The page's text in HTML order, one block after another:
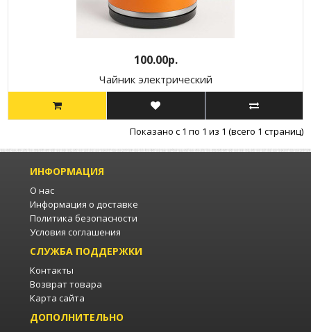
100.00р.
Чайник электрический
Показано с 1 по 1 из 1 (всего 1 страниц)
ИНФОРМАЦИЯ
О нас
Информация о доставке
Политика безопасности
Условия соглашения
СЛУЖБА ПОДДЕРЖКИ
Контакты
Возврат товара
Карта сайта
ДОПОЛНИТЕЛЬНО